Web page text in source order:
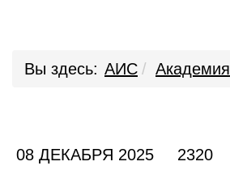
Вы здесь: АИС Академия
08 ДЕКАБРЯ 2025 2320